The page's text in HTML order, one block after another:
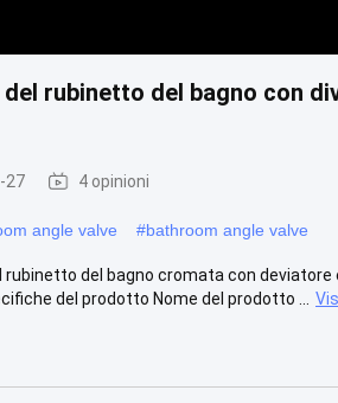
rubinetto del bagno con
27 4 opinioni
angle valve #bathroom angle valve
del bagno cromata con
del prodotto Nome del prodotto ...